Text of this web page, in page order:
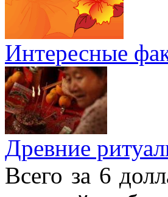
Интересные
Древние
Всего за 6